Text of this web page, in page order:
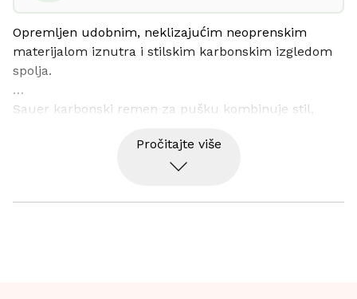
Opremljen udobnim, neklizajućim neoprenskim
materijalom iznutra i stilskim karbonskim izgledom
spolja.
Sauer karbonski remen za pušku kombinuje stil,
zahvaljujući podesivoj dužini.
Pročitajte više